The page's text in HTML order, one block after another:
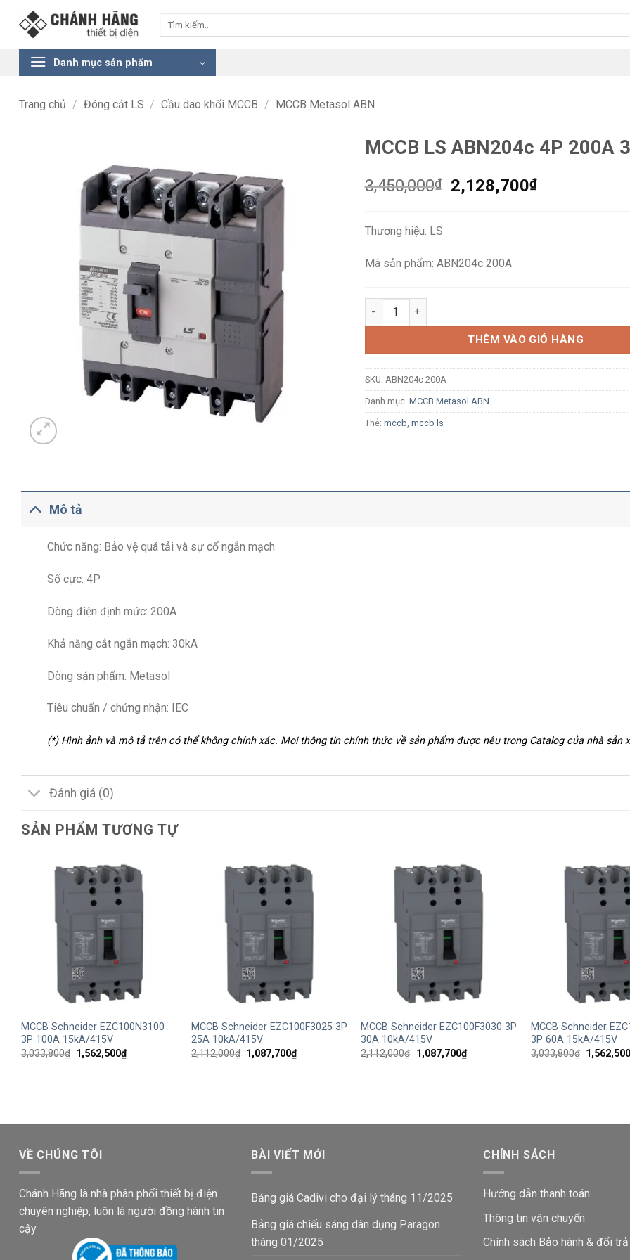
Danh mục sản phẩm
Trang chủ / Đóng cắt LS / Cầu dao khối MCCB / MCCB Metasol ABN
MCCB LS ABN204c 4P 200A
3,450,000₫
Giá
2,128,700₫Giá
Thương hiệu: LS
Mã sản phẩm: ABN204c 200A
MCCB LS ABN204c 4P 200A 30kA số lượng
THÊM VÀO GIỎ HÀNG
SKU: ABN204c 200A
Danh mục: MCCB Metasol ABN
Thẻ: mccb mccb ls
Mô tả
Chức năng: Bảo vệ quá tải và sự cố ngắn mạch
Số cực: 4P
Dòng điện định mức: 200A
Khả năng cắt ngắn mạch: 30kA
Dòng sản phẩm: Metasol
Tiêu chuẩn / chứng nhận: IEC
(*) Hình ảnh và mô tả trên có thể không chính xác. Mọi thông tin chính thức về sản phẩm được nêu trong Catalog của nhà sản
Đánh giá (0)
SẢN PHẨM TƯƠNG TỰ
MCCB Schneider EZC100N3100
3P 100A 15kA/415V
3,033,800₫ Giá
gốc
1,562,500₫Giá
hiện
MCCB Schneider EZC100F3025 3P
25A 10kA/415V
2,112,000₫ Giá
gốc
1,087,700₫Giá
hiện
MCCB Schneider EZC100F3030 3P
30A 10kA/415V
2,112,000₫ Giá
gốc
1,087,700₫Giá
hiện
MCCB Schneider
3P 60A 15kA/415V
3,033,800₫ Giá
gốc
VỀ CHÚNG TÔI
Chánh Hãng là nhà phân phối thiết bị điện
chuyên nghiệp, luôn là người đồng hành tin
cậy
BÀI VIẾT MỚI
Bảng giá Cadivi cho đại lý tháng 11/2025
Bảng giá chiếu sáng dân dụng Paragon
tháng 01/2025
CHÍNH SÁCH
Hướng dẫn thanh toán
Thông tin vận chuyển
Chính sách Bảo hành & đổi trả